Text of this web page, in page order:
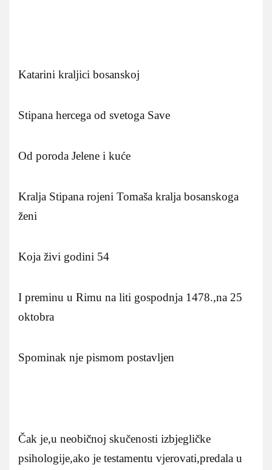
Katarini kraljici bosanskoj
Stipana hercega od svetoga Save
Od poroda Jelene i kuće
Kralja Stipana rojeni Tomaša kralja bosanskoga
ženi
Koja živi godini 54
I preminu u Rimu na liti gospodnja 1478.,na 25
oktobra
Spominak nje pismom postavljen
Čak je,u neobičnoj skučenosti izbjegličke
psihologije,ako je testamentu vjerovati,predala u